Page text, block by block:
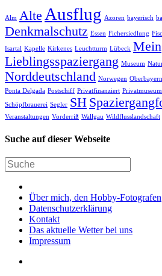
Alm Alte Ausflug Azoren bayerisch
Denkmalschutz Essen Fichersiedlung
Isartal Kapelle Kirkenes Leuchtturm Lübeck Mein
Lieblingsspaziergang Museum
Norddeutschland Norwegen Oberbayern
Ponta Delgada Postschiff Privatfinanziert Privatmuseum
Schöpfbrauerei Segler SH
Veranstaltungen Vorderriß Wallgau Wildflusslandschaft
Suche auf dieser Webseite
Über mich, den Hobby-Fotografen
Datenschutzerklärung
Kontakt
Das aktuelle Wetter bei uns
Impressum